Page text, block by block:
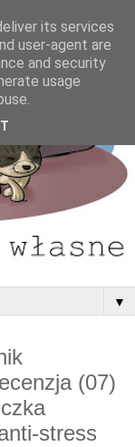
▼
(07)
stress
its services
user-agent are
and security
usage